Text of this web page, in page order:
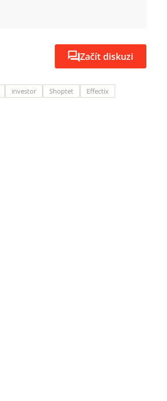
Začít diskuzi
investor Shoptet Effectix